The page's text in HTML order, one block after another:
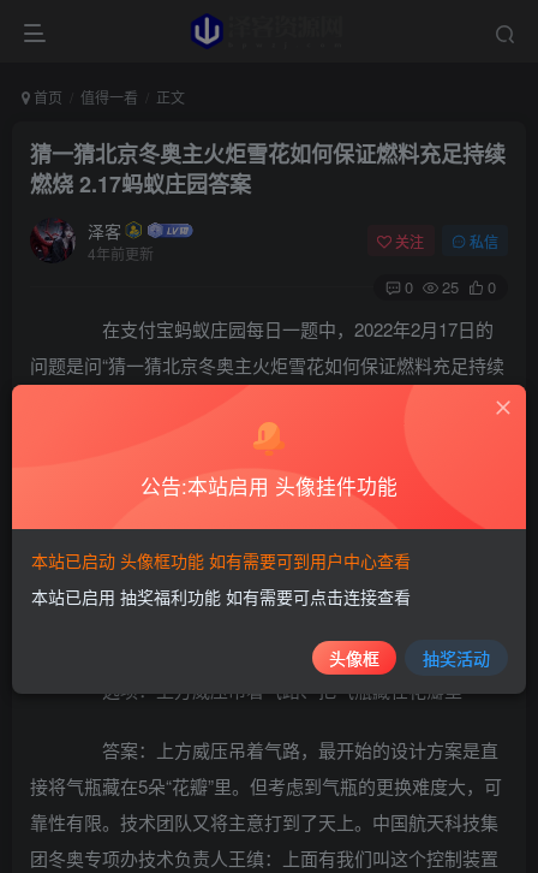
首页 值得一看 正文
猜一猜北京冬奥主火炬雪花如何保证燃料充足持续
燃烧 2.17蚂蚁庄园答案
泽客
4年前更新
关注 私信
0 25 0
在支付宝蚂蚁庄园每日一题中，2022年2月17日的
问题是问“猜一猜北京冬奥主火炬雪花如何保证燃料充足持续
燃烧”，冬奥主火炬怎么持续燃烧，下面就和小编一起来看看
问题：猜一猜：北京冬奥主火炬“雪花”如何保证燃
选项：上方威压吊着气路、把气瓶藏在花瓣里
答案：上方威压吊着气路，最开始的设计方案是直
接将气瓶藏在5朵“花瓣”里。但考虑到气瓶的更换难度大，可
靠性有限。技术团队又将主意打到了天上。中国航天科技集
团冬奥专项办技术负责人王缜：上面有我们叫这个控制装置
公告:本站启用 头像挂件功能
本站已启动 头像框功能 如有需要可到用户中心查看
本站已启用 抽奖福利功能 如有需要可点击连接查看
头像框 抽奖活动